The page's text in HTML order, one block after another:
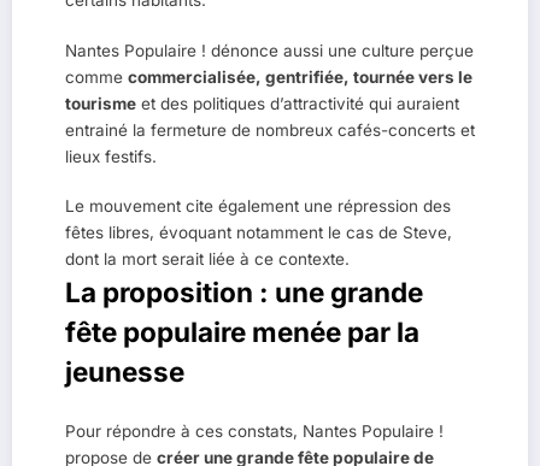
Nantes Populaire ! dénonce aussi une culture perçue
comme commercialisée, gentrifiée, tournée vers le
tourisme et des politiques d’attractivité qui auraient
entrainé la fermeture de nombreux cafés-concerts et
lieux festifs.
Le mouvement cite également une répression des
fêtes libres, évoquant notamment le cas de Steve,
dont la mort serait liée à ce contexte.
La proposition : une grande
fête populaire menée par la
jeunesse
Pour répondre à ces constats, Nantes Populaire !
propose de créer une grande fête populaire de